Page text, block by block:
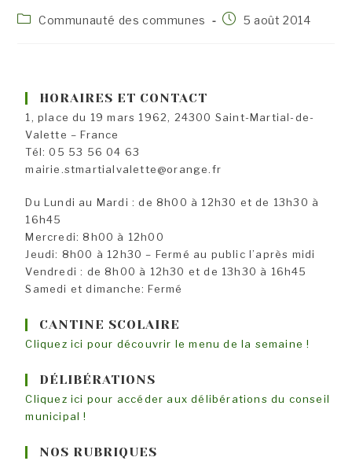
PostCommunauté des communes
Publication
5 août 2014
HORAIRES ET CONTACT
1, place du 19 mars 1962, 24300 Saint-Martial-de-
Valette – France
Tél: 05 53 56 04 63
mairie.stmartialvalette@orange.fr
Du Lundi au Mardi : de 8h00 à 12h30 et de 13h30 à
16h45
Mercredi: 8h00 à 12h00
Jeudi: 8h00 à 12h30 – Fermé au public l’après midi
Vendredi : de 8h00 à 12h30 et de 13h30 à 16h45
Samedi et dimanche: Fermé
CANTINE SCOLAIRE
Cliquez ici pour découvrir le menu de la semaine !
DÉLIBÉRATIONS
Cliquez ici pour accéder aux délibérations du conseil
municipal !
NOS RUBRIQUES